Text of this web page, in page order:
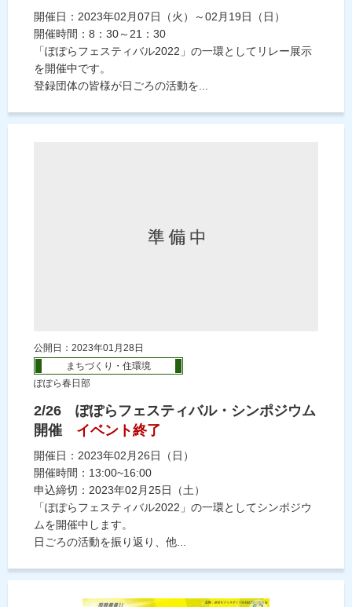
開催日：2023年02月07日（火）～02月19日（日）
開催時間：8：30～21：30
「ぽぽらフェスティバル2022」の一環としてリレー展示
を開催中です。
登録団体の皆様が日ごろの活動を...
公開日：2023年01月28日
まちづくり・住環境
ぽぽら春日部
2/26 ぽぽらフェスティバル・シンポジウム
開催
イベント終了
開催日：2023年02月26日（日）
開催時間：13:00~16:00
申込締切：2023年02月25日（土）
「ぽぽらフェスティバル2022」の一環としてシンポジウ
ムを開催中します。
日ごろの活動を振り返り、他...